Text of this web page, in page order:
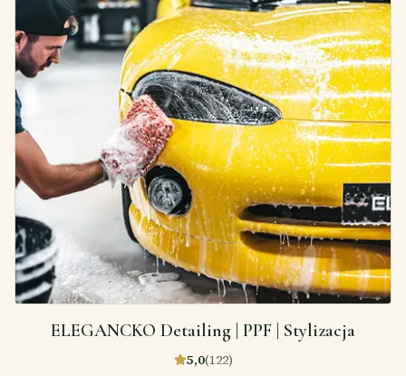
ELEGANCKO Detailing | PPF | Stylizacja
5,0(122)